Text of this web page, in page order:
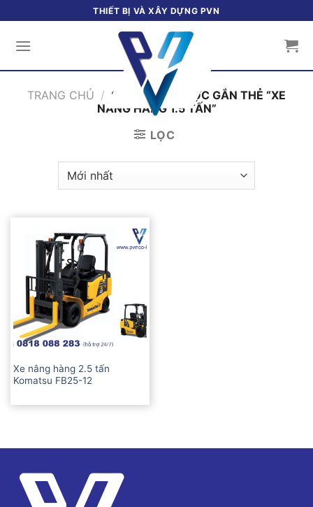
qua
THIẾT BỊ VÀ XÂY DỰNG PVN
TRANG CHỦ / SẢN PHẨM ĐƯỢC GẮN THẺ “XE
NÂNG HÀNG 1.5 TẤN”
LỌC
Xe nâng hàng 2.5 tấn
Komatsu FB25-12